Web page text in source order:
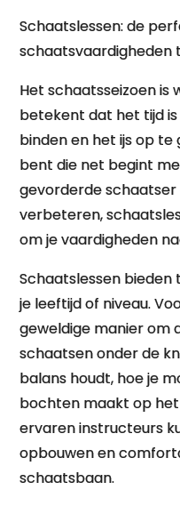
Schaatslessen: de
Het schaatsseizoen is
betekent dat het tijd
binden en het ijs op te
bent die net begint
gevorderde schaatser
verbeteren,
om je vaardigheden
Schaatslessen
je leeftijd of niveau.
geweldige manier om
schaatsen onder de
balans houdt, hoe je
bochten maakt op het
ervaren instructeurs
opbouwen en
schaatsbaan.